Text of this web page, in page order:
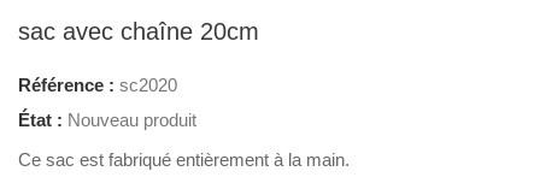
sac avec chaîne 20cm
Référence : sc2020
État : Nouveau produit
Ce sac est fabriqué entièrement à la main.